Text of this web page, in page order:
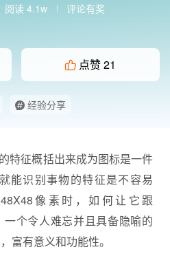
阅读 4.1w 评论有奖
点赞21
经验分享
特征概括出来成为图标是一件
能识别事物的特征是不容易
像素时，如何让它跟
个令人难忘并且具备隐喻的
富有意义和功能性。